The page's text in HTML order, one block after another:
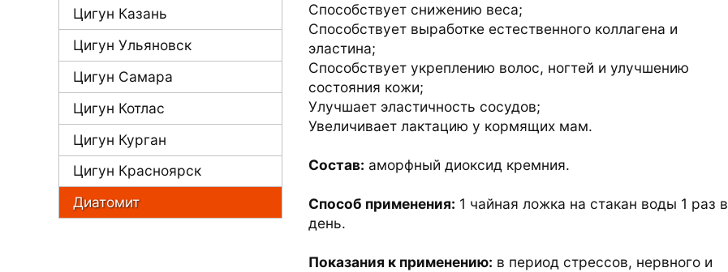
Цигун Казань
Цигун Ульяновск
Цигун Самара
Цигун Котлас
Цигун Курган
Цигун Красноярск
Диатомит
Способствует снижению веса;
Способствует выработке естественного коллагена и
эластина;
Способствует укреплению волос, ногтей и улучшению
состояния кожи;
Улучшает эластичность сосудов;
Увеличивает лактацию у кормящих мам.
Состав: аморфный диоксид кремния.
Способ применения: 1 чайная ложка на стакан воды 1 раз в
день.
Показания к применению: в период стрессов, нервного и